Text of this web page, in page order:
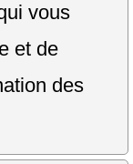
vous
et de
des